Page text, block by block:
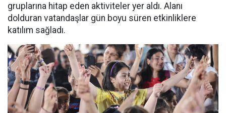
gruplarına hitap eden aktiviteler yer aldı. Alanı
dolduran vatandaşlar gün boyu süren etkinliklere
katılım sağladı.